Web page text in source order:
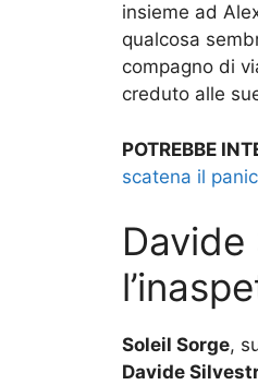
insieme ad
qualcosa
compagno di
creduto alle
POTREBBE
scatena il
Davide
Soleil Sorge,
Davide